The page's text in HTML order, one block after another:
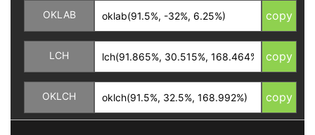
OKLAB copy
LCH copy
OKLCH copy